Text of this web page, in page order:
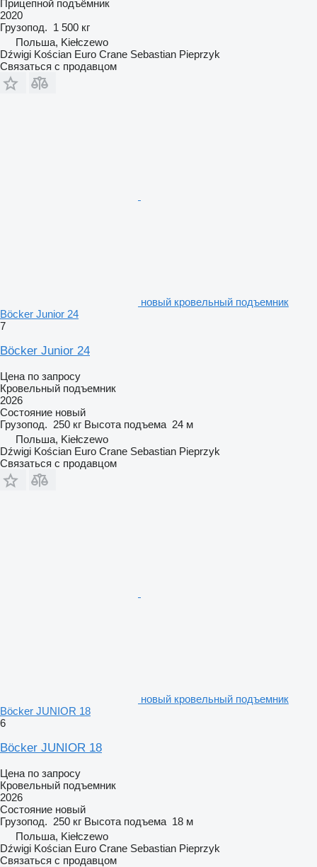
Прицепной подъёмник
2020
Грузопод. 1 500 кг
Польша, Kiełczewo
Dźwigi Kościan Euro Crane Sebastian Pieprzyk
Связаться с продавцом
новый кровельный подъемник
Böcker Junior 24
7
Böcker Junior 24
Цена по запросу
Кровельный подъемник
2026
Состояние новый
Грузопод. 250 кг Высота подъема 24 м
Польша, Kiełczewo
Dźwigi Kościan Euro Crane Sebastian Pieprzyk
Связаться с продавцом
новый кровельный подъемник
Böcker JUNIOR 18
6
Böcker JUNIOR 18
Цена по запросу
Кровельный подъемник
2026
Состояние новый
Грузопод. 250 кг Высота подъема 18 м
Польша, Kiełczewo
Dźwigi Kościan Euro Crane Sebastian Pieprzyk
Связаться с продавцом